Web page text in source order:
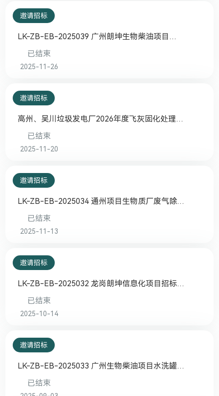
邀请招标
LK-ZB-EB-2025039 广州朗坤生物柴油项目
2026年度甲醇供应商入围邀请招标
已结束
2025-11-26
邀请招标
高州、吴川垃圾发电厂2026年度飞灰固化处理服
务招标
已结束
2025-11-20
邀请招标
LK-ZB-EB-2025034 通州项目生物质厂废气除臭
处理系统 采购安装及技术服务邀请招标
已结束
2025-11-13
邀请招标
LK-ZB-EB-2025032 龙岗朗坤信息化项目招标采
已结束
2025-10-14
邀请招标
LK-ZB-EB-2025033 广州生物柴油项目水洗罐邀
请招标
已结束